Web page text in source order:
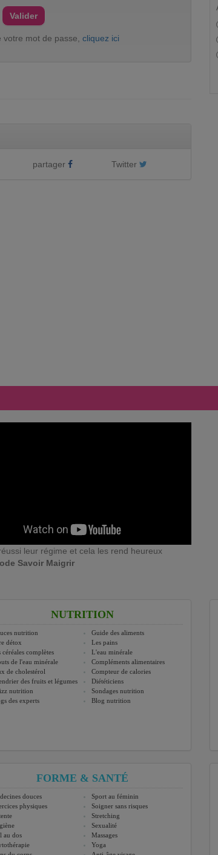
votre mot de passe, cliquez ici
partager Twitter
leur régime et cela les rend heureux
Savoir Maigrir
NUTRITION
nutrition
Guide des aliments
détox
Les pains
céréales complètes
L'eau minérale
de l'eau minérale
Compléments alimentaires
de cholestérol
Compteur de calories
des fruits et légumes
Diététiciens
nutrition
Sondages nutrition
des experts
Blog nutrition
FORME & SANTÉ
douces
Sport au féminin
physiques
Soigner sans risques
Stretching
Sexualité
au dos
Massages
Yoga